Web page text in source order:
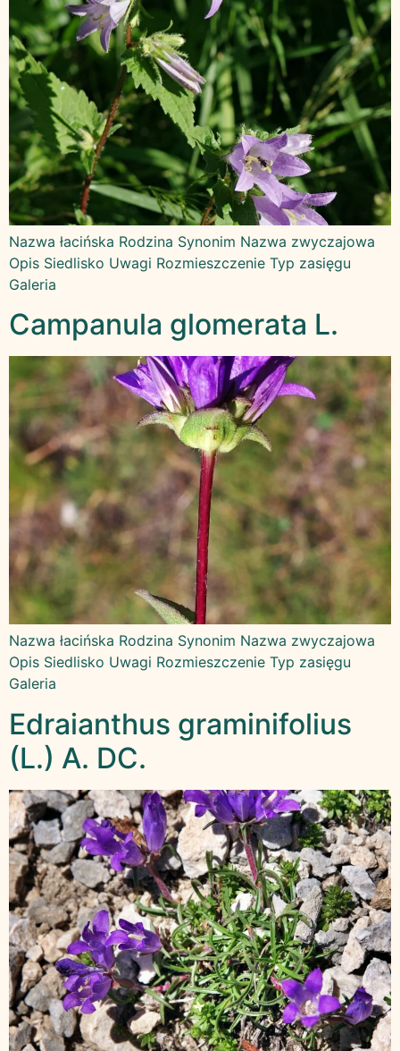
Nazwa łacińska Rodzina Synonim Nazwa zwyczajowa
Opis Siedlisko Uwagi Rozmieszczenie Typ zasięgu
Galeria
Campanula glomerata L.
Nazwa łacińska Rodzina Synonim Nazwa zwyczajowa
Opis Siedlisko Uwagi Rozmieszczenie Typ zasięgu
Galeria
Edraianthus graminifolius
(L.) A. DC.